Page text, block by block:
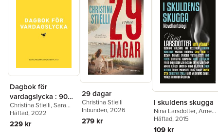
Dagbok för
vardagslycka : 90
dagar som kan
förändra livet
Christina Stielli,Sara
Olsson
Häftad, 2022
229 kr
29 dagar
Christina Stielli
Inbunden, 2026
279 kr
I skuldens skugga
Nina Larsdotter,Arne
Dahl,Viveca Sten
Christina Stielli
Gyllander
Häftad, 2015
109 kr